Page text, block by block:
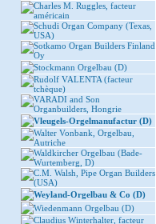
Charles M. Ruggles, facteur
américain
Schudi Organ Company (Texas,
USA)
Sotkamo Organ Builders Finland
Oy
Stockmann Orgelbau (D)
Rudolf VALENTA (facteur
tchèque)
VARADI and Son
Organbuilders, Hongrie
Vleugels-Orgelmanufactur (D)
Walter Vonbank, Orgelbau,
Autriche
Waldkircher Orgelbau (Bade-
Wurtemberg, D)
C.M. Walsh, Pipe Organ Builders
(USA)
Weyland-Orgelbau & Co (D)
Wiedenmann Orgelbau (D)
Claudius Winterhalter, facteur